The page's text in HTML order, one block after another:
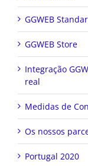
GGWEB
GGWEB Store
Integração
real
Medidas de
Os nossos
Portugal 2020